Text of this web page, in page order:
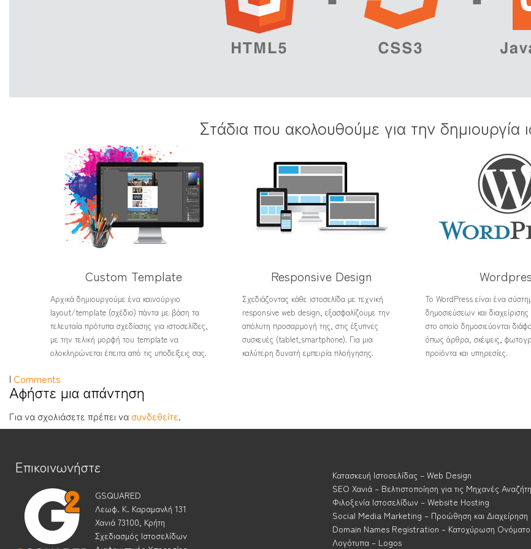
Στάδια που ακολουθούμε για την δημιουργία
Custom Template
Αρχικά δημιουργούμε ένα καινούργιο
layout/template (σχέδιο) πάντα με βάση τα
τελευταία πρότυπα σχεδίασης για ιστοσελίδες,
με την τελική μορφή του template να
ολοκληρώνεται έπειτα από τις υποδείξεις σας.
Responsive Design
Σχεδιάζοντας κάθε ιστοσελίδα με τεχνική
responsive web design, εξασφαλίζουμε την
απόλυτη προσαρμογή της, στις έξυπνες
συσκευές (tablet,smartphone). Για μια
καλύτερη δυνατή εμπειρία πλοήγησης.
Το WordPress είναι ένα
δημοσιεύσεων και
στο οποίο δημοσιεύονται
όπως άρθρα, σκέψεις,
προϊόντα και υπηρεσίες.
| Comments
Αφήστε μια απάντηση
Για να σχολιάσετε πρέπει να συνδεθείτε.
Επικοινωνήστε
GSQUARED
Λεωφ. Κ. Καραμανλή 131
Χανιά 73100, Κρήτη
Σχεδιασμός Ιστοσελίδων
Κατασκευή Ιστοσελίδας – Web Design
SEO Χανιά – Βελτιστοποίηση για τις Μηχανές
Φιλοξενία Ιστοσελίδων – Website Hosting
Social Media Marketing – Προώθηση και Διαχείρηση
Domain Names Registration – Κατοχύρωση
Λογότυπα – Logos